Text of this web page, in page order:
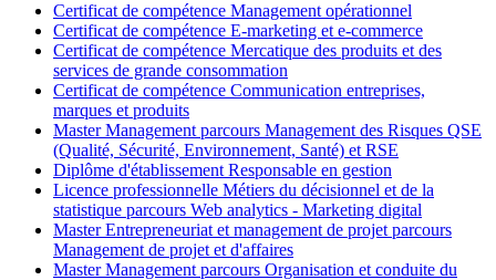
Certificat de compétence Management opérationnel
Certificat de compétence E-marketing et e-commerce
Certificat de compétence Mercatique des produits et des
services de grande consommation
Certificat de compétence Communication entreprises,
marques et produits
Master Management parcours Management des Risques QSE
(Qualité, Sécurité, Environnement, Santé) et RSE
Diplôme d'établissement Responsable en gestion
Licence professionnelle Métiers du décisionnel et de la
statistique parcours Web analytics - Marketing digital
Master Entrepreneuriat et management de projet parcours
Management de projet et d'affaires
Master Management parcours Organisation et conduite du